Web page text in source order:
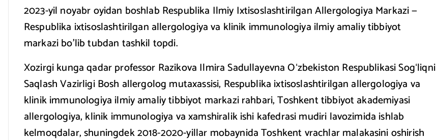
2023-yil noyabr oyidan boshlab Respublika Ilmiy Ixtisoslashtirilgan Allergologiya Markazi —
Respublika ixtisoslashtirilgan allergologiya va klinik immunologiya ilmiy amaliy tibbiyot
markazi bo’lib tubdan tashkil topdi.
Xozirgi kunga qadar professor Razikova Ilmira Sadullayevna Oʻzbekiston Respublikasi Sogʻliqni
Saqlash Vazirligi Bosh allergolog mutaxassisi, Respublika ixtisoslashtirilgan allergologiya va
klinik immunologiya ilmiy amaliy tibbiyot markazi rahbari, Toshkent tibbiyot akademiyasi
allergologiya, klinik immunologiya va xamshiralik ishi kafedrasi mudiri lavozimida ishlab
kelmoqdalar, shuningdek 2018-2020-yillar mobaynida Toshkent vrachlar malakasini oshirish